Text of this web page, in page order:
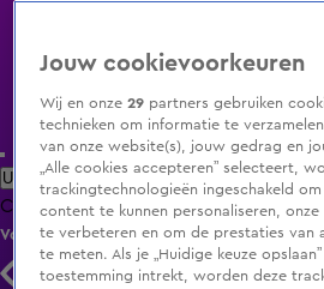
Uitzending Gemist Populaire programma's
ClipsFilmsRadioSmart TV inlogShop
Volg KIJK
Jouw cookievoorkeuren
Wij en onze29 partners gebruiken
technieken om informatie te
van onze website(s), jouw gedrag en
„Alle cookies accepteren” selecteert,
trackingtechnologieën ingeschakeld
content te kunnen personaliseren,
te verbeteren en om de prestaties van
te meten. Als je „Huidige keuze
toestemming intrekt, worden deze